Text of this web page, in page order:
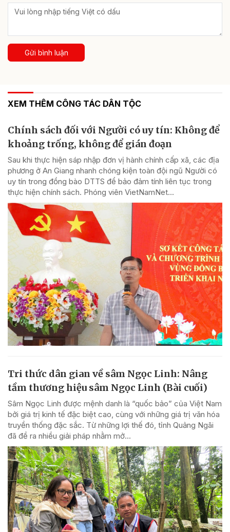
Gửi bình luận
XEM THÊM CÔNG TÁC DÂN TỘC
Chính sách đối với Người có uy tín: Không để
khoảng trống, không để gián đoạn
Sau khi thực hiện sáp nhập đơn vị hành chính cấp xã, các địa
phương ở An Giang nhanh chóng kiện toàn đội ngũ Người có
uy tín trong đồng bào DTTS để bảo đảm tính liên tục trong
thực hiện chính sách. Phóng viên VietNamNet...
Tri thức dân gian về sâm Ngọc Linh: Nâng
tầm thương hiệu sâm Ngọc Linh (Bài cuối)
Sâm Ngọc Linh được mệnh danh là “quốc bảo” của Việt Nam
bởi giá trị kinh tế đặc biệt cao, cùng với những giá trị văn hóa
truyền thống đặc sắc. Từ những lợi thế đó, tỉnh Quảng Ngãi
đã đề ra nhiều giải pháp nhằm mở...